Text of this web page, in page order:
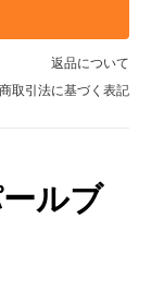
返品について
取引法に基づく表記
ルブ